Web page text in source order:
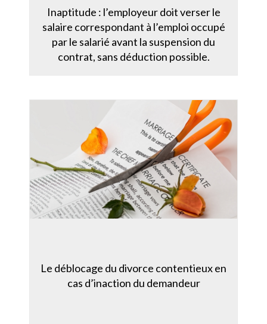
Inaptitude : l’employeur doit verser le
salaire correspondant à l’emploi occupé
par le salarié avant la suspension du
contrat, sans déduction possible.
Le déblocage du divorce contentieux en
cas d’inaction du demandeur